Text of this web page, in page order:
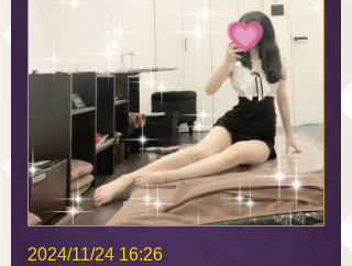
2024/11/24 16:26